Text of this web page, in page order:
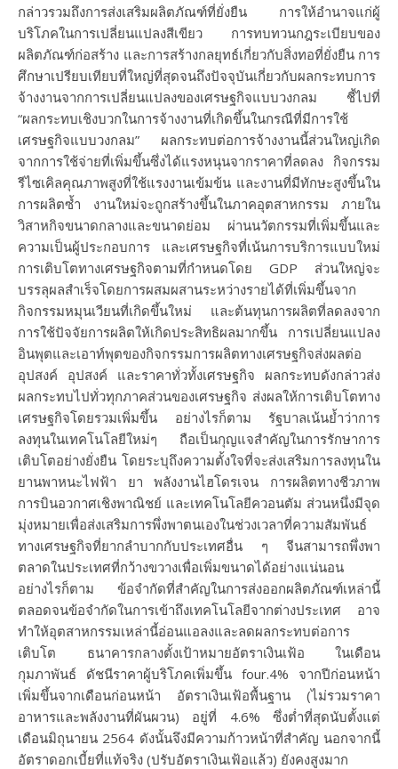
กล่าวรวมถึงการส่งเสริมผลิตภัณฑ์ที่ยั่งยืน การให้อำนาจแก่ผู้
บริโภคในการเปลี่ยนแปลงสีเขียว การทบทวนกฎระเบียบของ
ผลิตภัณฑ์ก่อสร้าง และการสร้างกลยุทธ์เกี่ยวกับสิ่งทอที่ยั่งยืน การ
ศึกษาเปรียบเทียบที่ใหญ่ที่สุดจนถึงปัจจุบันเกี่ยวกับผลกระทบการ
จ้างงานจากการเปลี่ยนแปลงของเศรษฐกิจแบบวงกลม ชี้ไปที่
“ผลกระทบเชิงบวกในการจ้างงานที่เกิดขึ้นในกรณีที่มีการใช้
เศรษฐกิจแบบวงกลม” ผลกระทบต่อการจ้างงานนี้ส่วนใหญ่เกิด
จากการใช้จ่ายที่เพิ่มขึ้นซึ่งได้แรงหนุนจากราคาที่ลดลง กิจกรรม
รีไซเคิลคุณภาพสูงที่ใช้แรงงานเข้มข้น และงานที่มีทักษะสูงขึ้นใน
การผลิตซ้ำ งานใหม่จะถูกสร้างขึ้นในภาคอุตสาหกรรม ภายใน
วิสาหกิจขนาดกลางและขนาดย่อม ผ่านนวัตกรรมที่เพิ่มขึ้นและ
ความเป็นผู้ประกอบการ และเศรษฐกิจที่เน้นการบริการแบบใหม่
การเติบโตทางเศรษฐกิจตามที่กำหนดโดย GDP ส่วนใหญ่จะ
บรรลุผลสำเร็จโดยการผสมผสานระหว่างรายได้ที่เพิ่มขึ้นจาก
กิจกรรมหมุนเวียนที่เกิดขึ้นใหม่ และต้นทุนการผลิตที่ลดลงจาก
การใช้ปัจจัยการผลิตให้เกิดประสิทธิผลมากขึ้น การเปลี่ยนแปลง
อินพุตและเอาท์พุตของกิจกรรมการผลิตทางเศรษฐกิจส่งผลต่อ
อุปสงค์ อุปสงค์ และราคาทั่วทั้งเศรษฐกิจ ผลกระทบดังกล่าวส่ง
ผลกระทบไปทั่วทุกภาคส่วนของเศรษฐกิจ ส่งผลให้การเติบโตทาง
เศรษฐกิจโดยรวมเพิ่มขึ้น อย่างไรก็ตาม รัฐบาลเน้นย้ำว่าการ
ลงทุนในเทคโนโลยีใหม่ๆ ถือเป็นกุญแจสำคัญในการรักษาการ
เติบโตอย่างยั่งยืน โดยระบุถึงความตั้งใจที่จะส่งเสริมการลงทุนใน
ยานพาหนะไฟฟ้า ยา พลังงานไฮโดรเจน การผลิตทางชีวภาพ
การบินอวกาศเชิงพาณิชย์ และเทคโนโลยีควอนตัม ส่วนหนึ่งมีจุด
มุ่งหมายเพื่อส่งเสริมการพึ่งพาตนเองในช่วงเวลาที่ความสัมพันธ์
ทางเศรษฐกิจที่ยากลำบากกับประเทศอื่น ๆ จีนสามารถพึ่งพา
ตลาดในประเทศที่กว้างขวางเพื่อเพิ่มขนาดได้อย่างแน่นอน
อย่างไรก็ตาม ข้อจำกัดที่สำคัญในการส่งออกผลิตภัณฑ์เหล่านี้
ตลอดจนข้อจำกัดในการเข้าถึงเทคโนโลยีจากต่างประเทศ อาจ
ทำให้อุตสาหกรรมเหล่านี้อ่อนแอลงและลดผลกระทบต่อการ
เติบโต ธนาคารกลางตั้งเป้าหมายอัตราเงินเฟ้อ ในเดือน
กุมภาพันธ์ ดัชนีราคาผู้บริโภคเพิ่มขึ้น four.4% จากปีก่อนหน้า
เพิ่มขึ้นจากเดือนก่อนหน้า อัตราเงินเฟ้อพื้นฐาน (ไม่รวมราคา
อาหารและพลังงานที่ผันผวน) อยู่ที่ 4.6% ซึ่งต่ำที่สุดนับตั้งแต่
เดือนมิถุนายน 2564 ดังนั้นจึงมีความก้าวหน้าที่สำคัญ นอกจากนี้
อัตราดอกเบี้ยที่แท้จริง (ปรับอัตราเงินเฟ้อแล้ว) ยังคงสูงมาก